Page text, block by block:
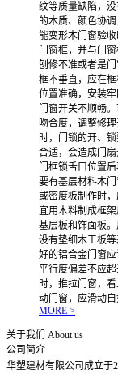
纹等质量缺陷，
的木质、颜色协
能变形木门窗验
门窗框，并与门
刨修不准或者是
框不垂直，应在
位置准确，安装
门窗开关不顺畅
吻合度，调整修
时，门锁的开、
合适，会造成门
门框锁舌口位置
要有基层材料木
或密度板制作时
宜用木料制成框
基层板和饰面板
没有垫细木工板
好的铝合金门窗
平行度偏差不应
时，推拉门窗，
动门窗，应滑动
MORE >
关于我们 About us
公司简介
华塑建材有限公司成立于